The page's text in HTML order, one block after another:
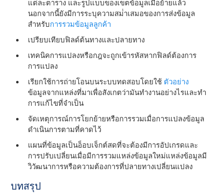
แต่ละตาราง และรูปแบบของเขตข้อมูลเมื่อย้ายแล้ว
นอกจากนี้ยังมีการระบุความสม่ําเสมอของการส่งข้อมูล
สําหรับการรวมข้อมูลลูกค้า
เปรียบเทียบฟิลด์ต้นทางและปลายทาง
เทคนิคการแปลงหรือกฎจะถูกเข้ารหัสหากฟิลด์ต้องการ
การแปลง
เรียกใช้การถ่ายโอนบนระบบทดสอบโดยใช้ ตัวอย่าง
ข้อมูลจากแหล่งที่มาเพื่อสังเกตว่ามันทํางานอย่างไรและทํา
การแก้ไขที่จําเป็น
จัดเหตุการณ์การโยกย้ายหรือการรวมเมื่อการแปลงข้อมูล
ดําเนินการตามที่คาดไว้
แผนที่ข้อมูลเป็นอ็อบเจ็กต์สดที่จะต้องมีการอัปเกรดและ
การปรับเปลี่ยนเมื่อมีการรวมแหล่งข้อมูลใหม่แหล่งข้อมูลมี
วิวัฒนาการหรือความต้องการที่ปลายทางเปลี่ยนแปลง
บทสรุป